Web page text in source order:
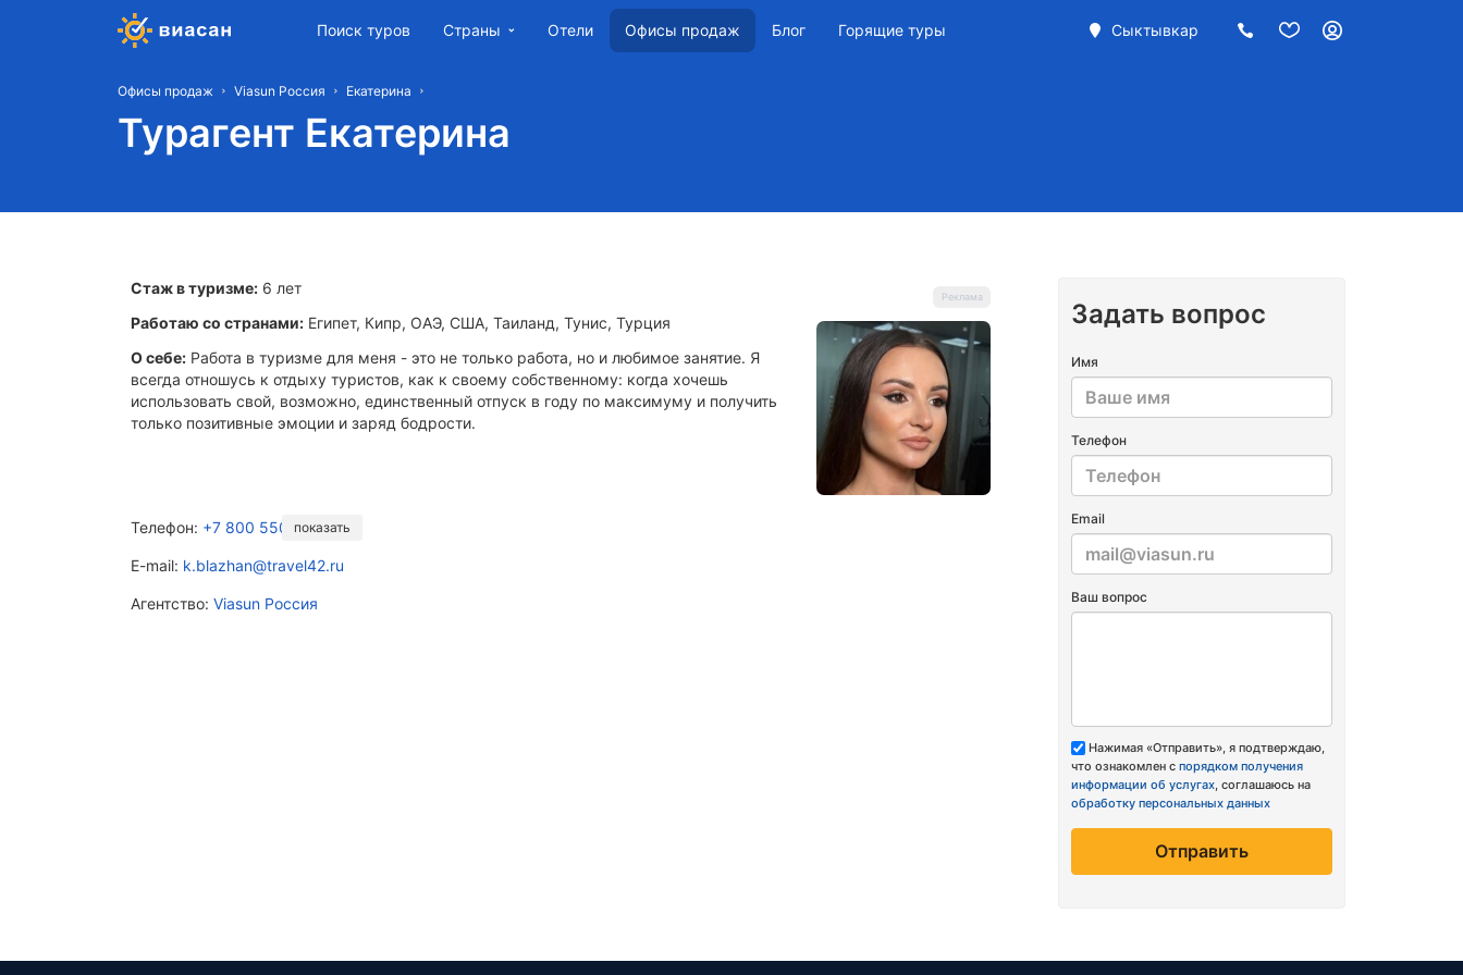
Сыктывкар
Поиск туров Страны Отели Офисы продаж Блог Горящие туры
Офисы продаж Viasun Россия Екатерина
Турагент Екатерина
Стаж в туризме: 6 лет
Работаю со странами: Египет, Кипр, ОАЭ, США, Таиланд, Тунис, Турция
О себе: Работа в туризме для меня - это не только работа, но и любимое занятие. Я
всегда отношусь к отдыху туристов, как к своему собственному: когда хочешь
использовать свой, возможно, единственный отпуск в году по максимуму и получить
только позитивные эмоции и заряд бодрости.
Телефон: +7 800 550-23-73
показать
E-mail: k.blazhan@travel42.ru
Агентство: Viasun Россия
Задать вопрос
Имя
Телефон
Email
Ваш вопрос
Нажимая «Отправить», я подтверждаю,
что ознакомлен с порядком получения
информации об услугах, соглашаюсь на
обработку персональных данных
Отправить